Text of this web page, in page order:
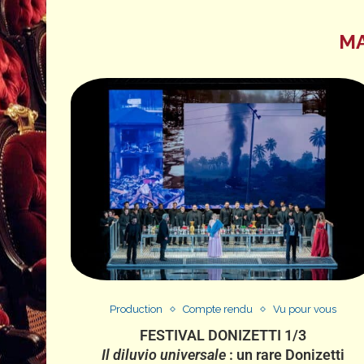
Production Compte rendu Vu pour vous
FESTIVAL DONIZETTI 1/3
Il diluvio universale: un rare Donizetti